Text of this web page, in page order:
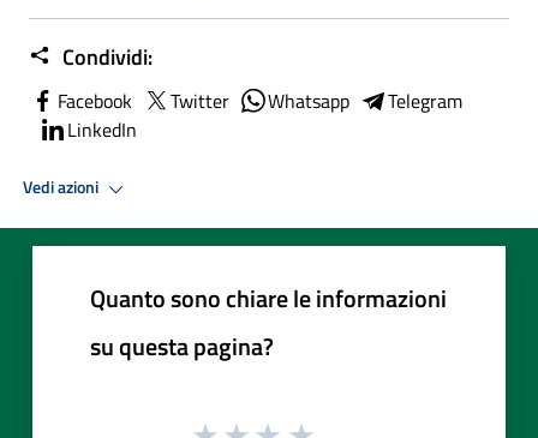
Condividi:
Facebook Twitter Whatsapp
Telegram
LinkedIn
Vedi azioni
Quanto sono chiare le informazioni
su questa pagina?